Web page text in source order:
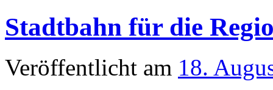
Stadtbahn für die
Veröffentlicht am 18.